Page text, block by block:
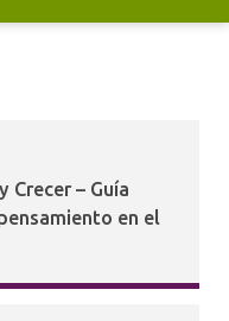
Crecer – Guía
en el